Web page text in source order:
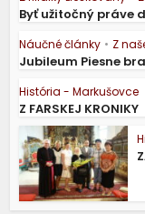
Byť užitočný práve
Náučné články • Z
Jubileum Piesne
História - Markušovce
Z FARSKEJ KRONIKY